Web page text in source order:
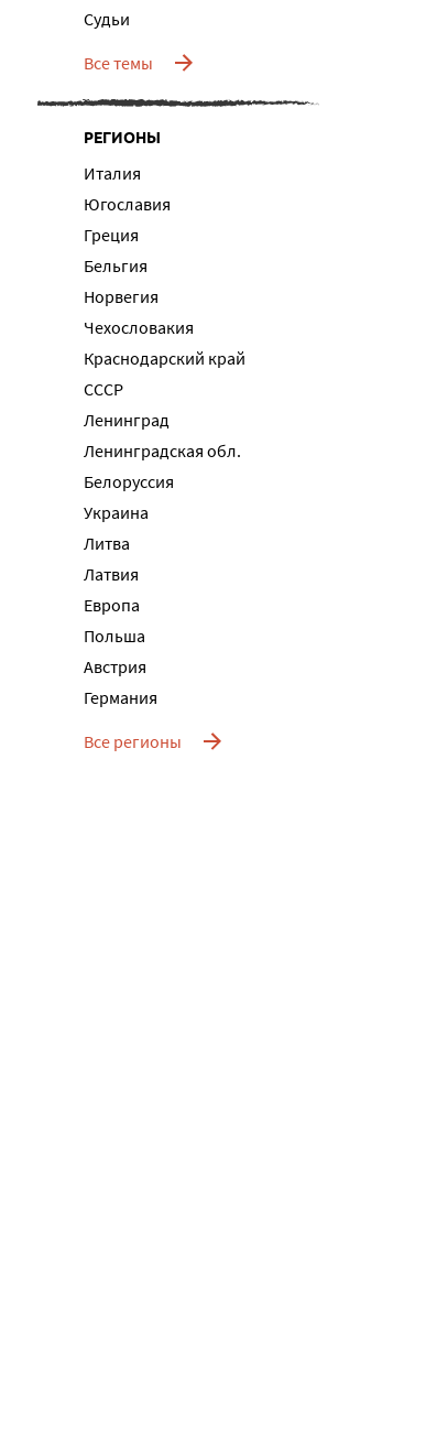
Судьи
Все темы
РЕГИОНЫ
Италия
Югославия
Греция
Бельгия
Норвегия
Чехословакия
Краснодарский край
СССР
Ленинград
Ленинградская обл.
Белоруссия
Украина
Литва
Латвия
Европа
Польша
Австрия
Германия
Все регионы